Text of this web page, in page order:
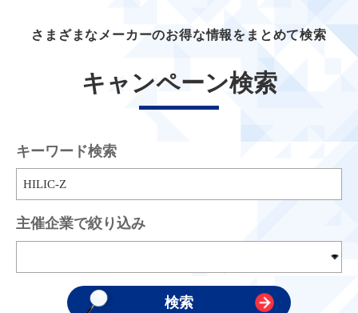
さまざまなメーカーのお得な情報をまとめて検索
キャンペーン検索
キーワード検索
主催企業で絞り込み